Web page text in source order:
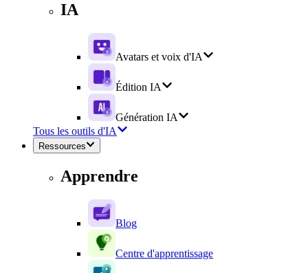
IA
Avatars et voix d'IA
Édition IA
Génération IA
Tous les outils d'IA
Ressources
Apprendre
Blog
Centre d'apprentissage